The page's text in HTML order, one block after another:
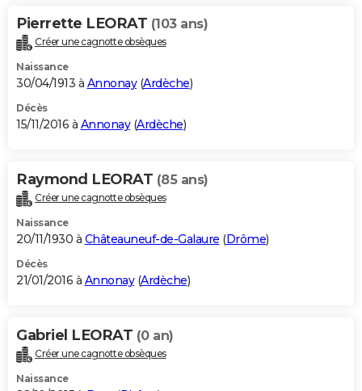
Pierrette LEORAT (103 ans)
Créer une cagnotte obsèques
Naissance
30/04/1913 à Annonay(Ardèche)
Décès
15/11/2016 à Annonay(Ardèche)
Raymond LEORAT (85 ans)
Créer une cagnotte obsèques
Naissance
20/11/1930 à Châteauneuf-de-Galaure (Drôme)
Décès
21/01/2016 à Annonay(Ardèche)
Gabriel LEORAT (0 an)
Créer une cagnotte obsèques
Naissance